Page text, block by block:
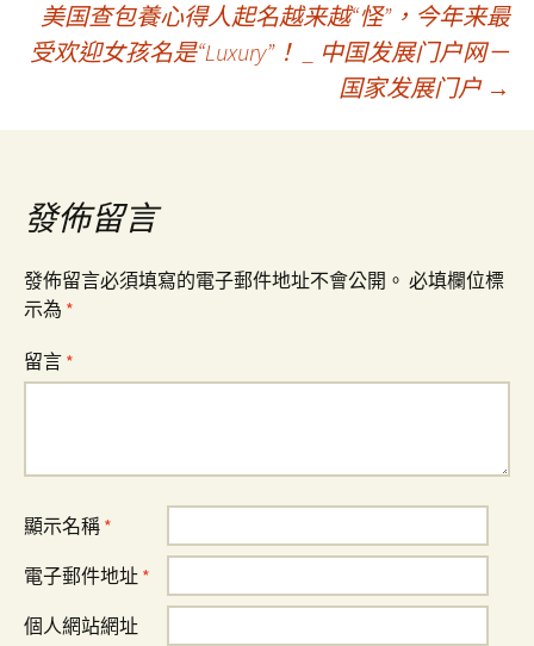
章
導
覽
美国查包養心得人起名越来越“怪”，今年来最
受欢迎女孩名是“Luxury”！ _ 中国发展门户网－
国家发展门户 →
發佈留言
發佈留言必須填寫的電子郵件地址不會公開。 必填欄位標
示為 *
留言 *
顯示名稱 *
電子郵件地址 *
個人網站網址